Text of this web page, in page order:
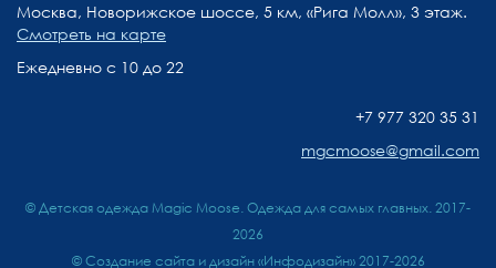
Москва, Новорижское шоссе, 5 км, «Рига Молл», 3 этаж.
Смотреть на карте
Ежедневно с 10 до 22
+7 977 320 35 31
mgcmoose@gmail.com
© Детская одежда Magic Moose. Одежда для самых главных. 2017-
2026
© Создание сайта и дизайн «Инфодизайн»2017-2026